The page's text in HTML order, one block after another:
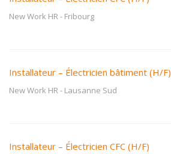
New Work HR- Fribourg
Installateur – Électricien bâtiment (H/F)
New Work HR- Lausanne Sud
Installateur – Électricien CFC (H/F)